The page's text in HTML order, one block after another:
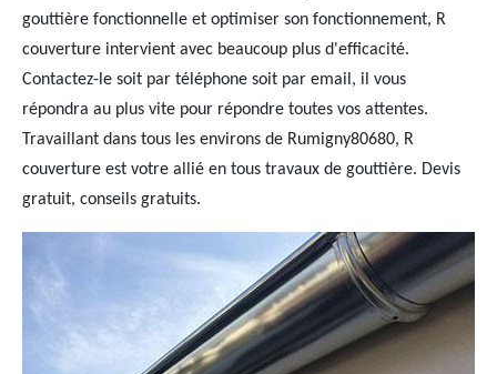
gouttière fonctionnelle et optimiser son fonctionnement, R
couverture intervient avec beaucoup plus d'efficacité.
Contactez-le soit par téléphone soit par email, il vous
répondra au plus vite pour répondre toutes vos attentes.
Travaillant dans tous les environs de Rumigny80680, R
couverture est votre allié en tous travaux de gouttière. Devis
gratuit, conseils gratuits.